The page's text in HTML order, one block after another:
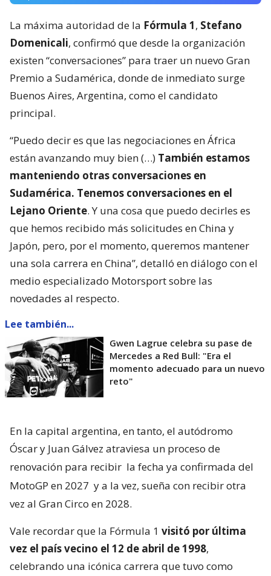
La máxima autoridad de la Fórmula 1, Stefano
Domenicali, confirmó que desde la organización
existen “conversaciones” para traer un nuevo Gran
Premio a Sudamérica, donde de inmediato surge
Buenos Aires, Argentina, como el candidato
principal.
“Puedo decir es que las negociaciones en África
están avanzando muy bien (…) También estamos
manteniendo otras conversaciones en
Sudamérica. Tenemos conversaciones en el
Lejano Oriente. Y una cosa que puedo decirles es
que hemos recibido más solicitudes en China y
Japón, pero, por el momento, queremos mantener
una sola carrera en China”, detalló en diálogo con el
medio especializado Motorsport sobre las
novedades al respecto.
Lee también...
Gwen Lagrue celebra su pase de
Mercedes a Red Bull: "Era el
momento adecuado para un nuevo
reto"
En la capital argentina, en tanto, el autódromo
Óscar y Juan Gálvez atraviesa un proceso de
renovación para recibir la fecha ya confirmada del
MotoGP en 2027 y a la vez, sueña con recibir otra
vez al Gran Circo en 2028.
Vale recordar que la Fórmula 1 visitó por última
vez el país vecino el 12 de abril de 1998,
celebrando una icónica carrera que tuvo como